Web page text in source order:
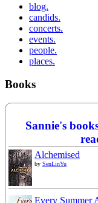
blog.
candids.
concerts.
events.
people.
places.
Books
Sannie's
Alchemised
by SenLinYu
Every Summer